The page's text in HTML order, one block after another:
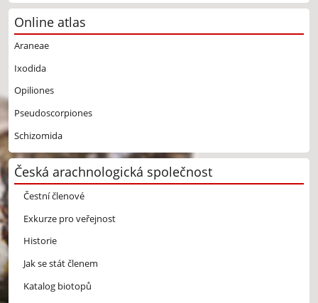
Online atlas
Araneae
Ixodida
Opiliones
Pseudoscorpiones
Schizomida
Česká arachnologická společnost
Čestní členové
Exkurze pro veřejnost
Historie
Jak se stát členem
Katalog biotopů